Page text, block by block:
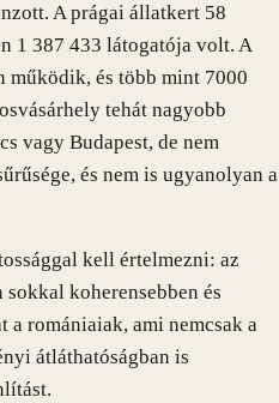
A prágai állatkert 58
1 387 433 látogatója volt. A
működik, és több mint 7000
tehát nagyobb
vagy Budapest, de nem
és nem is ugyanolyan a
kell értelmezni: az
koherensebben és
a romániaiak, ami nemcsak a
átláthatóságban is